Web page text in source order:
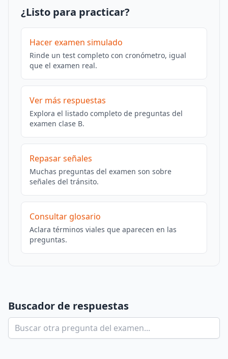
¿Listo para practicar?
Hacer examen simulado
Rinde un test completo con cronómetro, igual
que el examen real.
Ver más respuestas
Explora el listado completo de preguntas del
examen clase B.
Repasar señales
Muchas preguntas del examen son sobre
señales del tránsito.
Consultar glosario
Aclara términos viales que aparecen en las
preguntas.
Buscador de respuestas